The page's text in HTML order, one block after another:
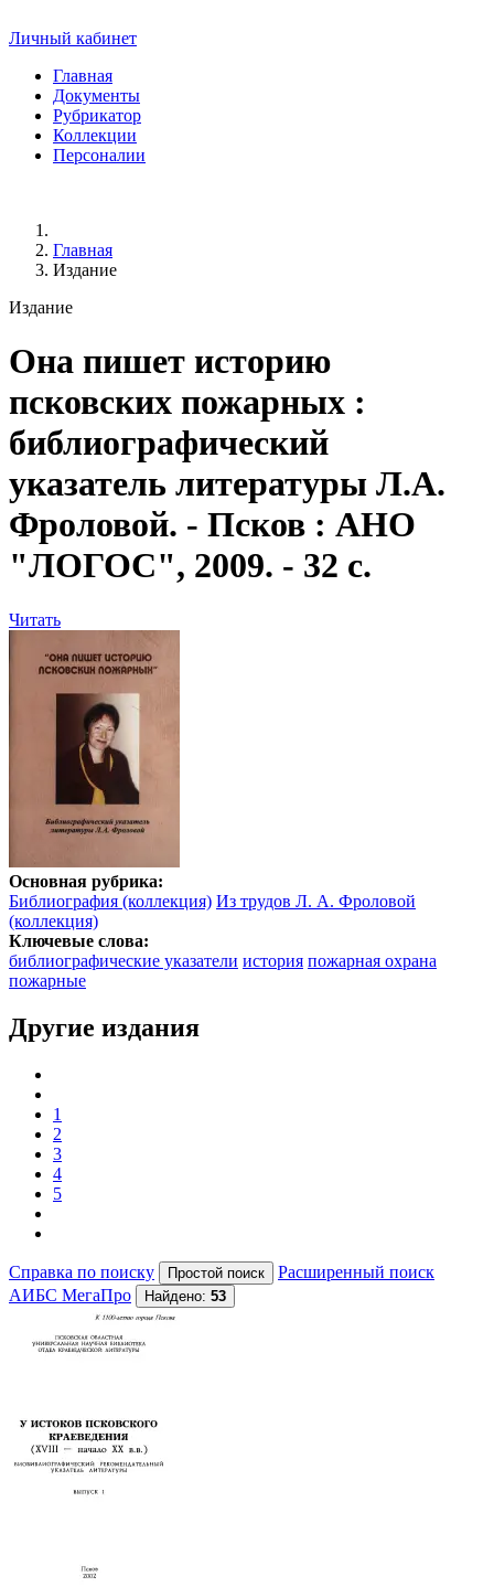
Личный кабинет
Главная
Документы
Рубрикатор
Коллекции
Персоналии
Главная
Издание
Издание
Она пишет историю
псковских пожарных :
библиографический
указатель литературы Л.А.
Фроловой. - Псков : АНО
"ЛОГОС", 2009. - 32 с.
Читать
Основная рубрика:
Библиография (коллекция) Из трудов Л. А. Фроловой
(коллекция)
Ключевые слова:
библиографические указатели история пожарная охрана
пожарные
Другие издания
1
2
3
4
5
Справка по поиску
Расширенный поиск
АИБС МегаПро
Найдено: 53